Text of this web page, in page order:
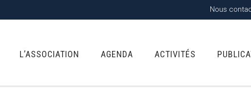
Nous
L’ASSOCIATION AGENDA ACTIVITÉS